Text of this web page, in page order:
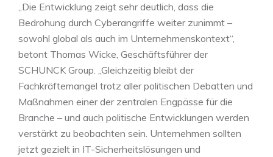
„Die Entwicklung zeigt sehr deutlich, dass die
Bedrohung durch Cyberangriffe weiter zunimmt –
sowohl global als auch im Unternehmenskontext“,
betont Thomas Wicke, Geschäftsführer der
SCHUNCK Group. „Gleichzeitig bleibt der
Fachkräftemangel trotz aller politischen Debatten und
Maßnahmen einer der zentralen Engpässe für die
Branche – und auch politische Entwicklungen werden
verstärkt zu beobachten sein. Unternehmen sollten
jetzt gezielt in IT-Sicherheitslösungen und